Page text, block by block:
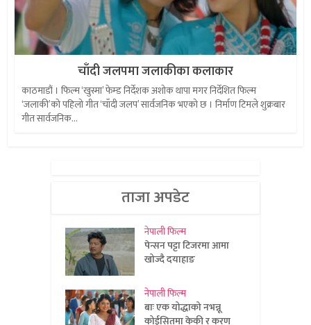
चाँदी जलपमा जलाकीका कलाकार
काठमाडौं । फिल्म ‘खुस्मा’ फेम्ड निर्देशक अशोक थापा मगर निर्देशित फिल्म
‘जलाकी’को पहिलो गीत ‘चाँदी जलप’ सार्वजनिक भएको छ । निर्माण टिमले शुक्रबार
गीत सार्वजनिक...
ताजा अपडेट
नेपाली फिल्म
पेन्सन पट्टा टिजरमा आमा
खोज्दै दयाहाङ
नेपाली फिल्म
बाः एक योद्धाको नभन्नू
कोईसितमा केकी र करण